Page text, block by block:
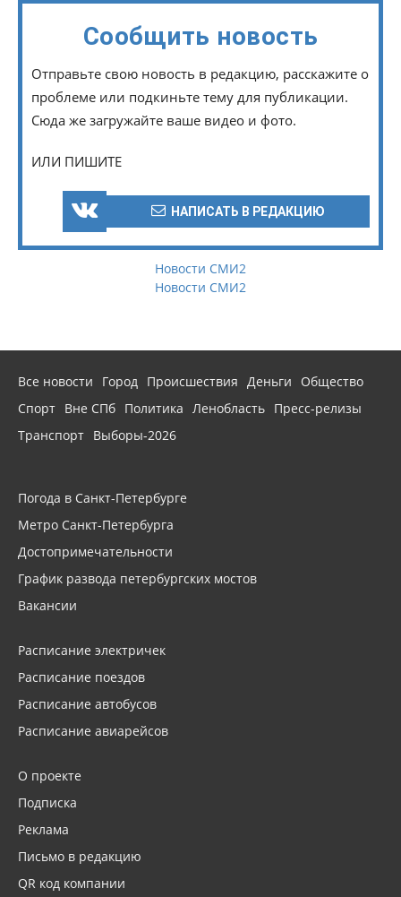
Сообщить новость
Отправьте свою новость в редакцию, расскажите о
проблеме или подкиньте тему для публикации.
Сюда же загружайте ваше видео и фото.
ИЛИ ПИШИТЕ
НАПИСАТЬ В РЕДАКЦИЮ
Новости СМИ2
Новости СМИ2
Все новости Город Происшествия Деньги
Общество
Спорт Вне СПб Политика Ленобласть Пресс-релизы
Транспорт Выборы-2026
Погода в Санкт-Петербурге
Метро Санкт-Петербурга
Достопримечательности
График развода петербургских мостов
Вакансии
Расписание электричек
Расписание поездов
Расписание автобусов
Расписание авиарейсов
О проекте
Подписка
Реклама
Письмо в редакцию
QR код компании